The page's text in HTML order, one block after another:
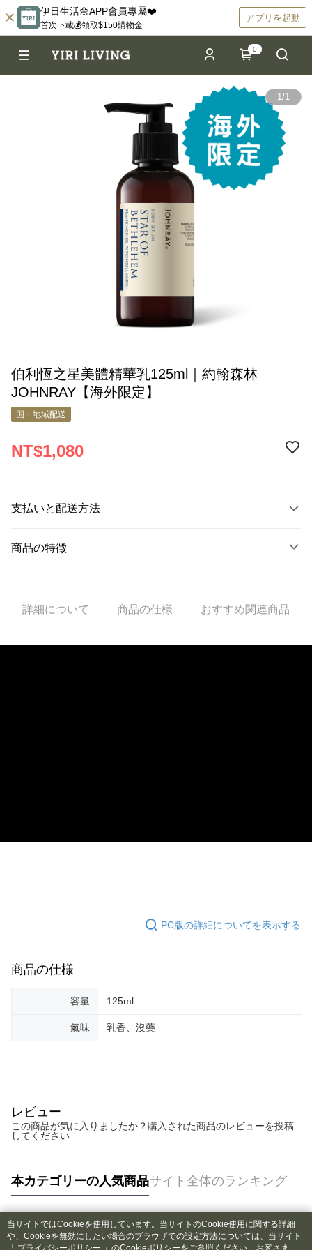
伊日生活🌼APP會員專屬❤️
首次下載💰領取$150購物金
アプリを起動
0
1/1
伯利恆之星美體精華乳125ml｜約翰森林
JOHNRAY【海外限定】
国・地域配送
NT$1,080
支払いと配送方法
クレジットカード1回払い
Google Pay
商品の特徴
詳細について 商品の仕様 おすすめ関連商品
PC版の詳細についてを表示する
商品の仕様
容量 125ml
氣味 乳香、沒藥
レビュー
この商品が気に入りましたか？購入された商品のレビューを投稿
してください
本カテゴリーの人気商品サイト全体のランキング
人気タグ
当サイトではCookieを使用しています。当サイトのCookie使用に関する詳細
や、Cookieを無効にしたい場合のブラウザでの設定方法については、当サイト
「 プライバシーポリシー 」のCookieポリシーをご参照ください。お客さま